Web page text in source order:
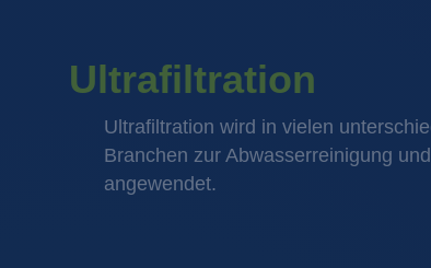
Ultrafiltration
Ultrafiltration wird in vielen
Branchen zur Abwasserreinigung
angewendet.